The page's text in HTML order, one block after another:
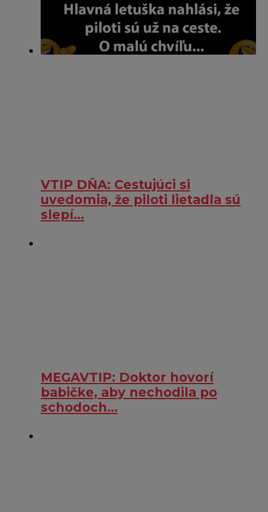
VTIP DŇA: Cestujúci si
uvedomia, že piloti lietadla sú
slepí…
MEGAVTIP: Doktor hovorí
babičke, aby nechodila po
schodoch…